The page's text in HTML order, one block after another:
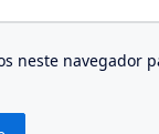
neste navegador